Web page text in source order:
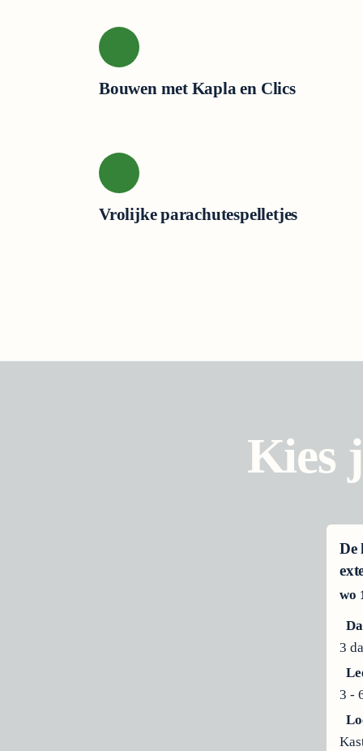
Bouwen met Kapla en Clics
Vrolijke parachutespelletjes
Kies
De
wo
3
3 -